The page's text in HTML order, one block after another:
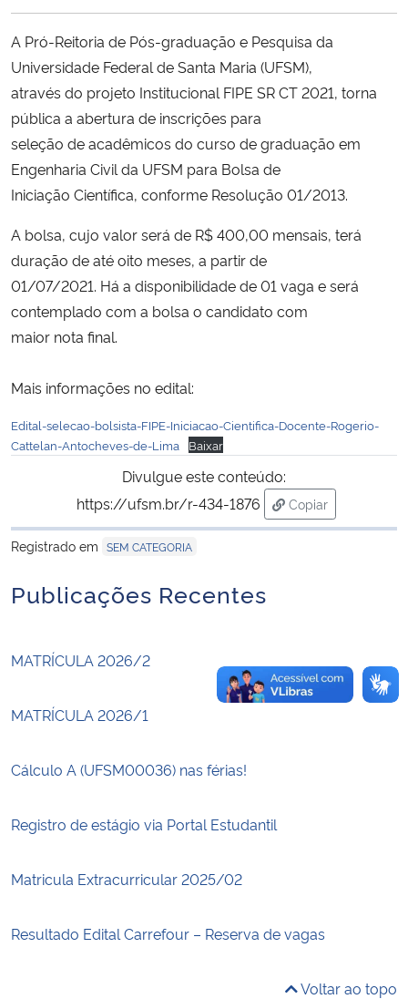
Ministério da Cidadania
Ministério da Saúde
Ministério de Minas e Energia
Ministério do Meio Ambiente
Ministério do Turismo
Ministério do Desenvolvimento Regional
Ministério da Mulher, da Família e dos Direitos Humanos
Secretaria-Geral
Secretaria de Governo
Gabinete de Segurança Institucional
Advocacia-Geral da União
A Pró-Reitoria de Pós-graduação e Pesquisa da
Universidade Federal de Santa Maria (UFSM),
através do projeto Institucional FIPE SR CT 2021, torna
pública a abertura de inscrições para
seleção de acadêmicos do curso de graduação em
Engenharia Civil da UFSM para Bolsa de
Iniciação Científica, conforme Resolução 01/2013.
A bolsa, cujo valor será de R$ 400,00 mensais, terá
duração de até oito meses, a partir de
01/07/2021. Há a disponibilidade de 01 vaga e será
contemplado com a bolsa o candidato com
maior nota final.
Mais informações no edital:
Edital-selecao-bolsista-FIPE-Iniciacao-Cientifica-Docente-Rogerio-
Cattelan-Antocheves-de-Lima
Baixar
Divulgue este conteúdo:
https://ufsm.br/r-434-1876
Copiar
para área de
Registrado em SEM CATEGORIA
Publicações Recentes
MATRÍCULA 2026/2
MATRÍCULA 2026/1
Cálculo A (UFSM00036) nas férias!
Registro de estágio via Portal Estudantil
Matricula Extracurricular 2025/02
Resultado Edital Carrefour – Reserva de vagas
Voltar ao topo